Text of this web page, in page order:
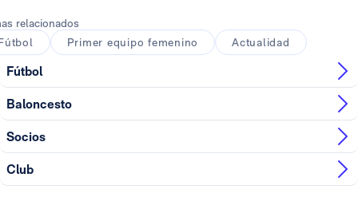
relacionados
Primer equipo femenino Actualidad
Fútbol
Baloncesto
Socios
Club